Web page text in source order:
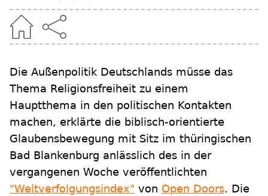
Die Außenpolitik Deutschlands müsse das
Thema Religionsfreiheit zu einem
Hauptthema in den politischen Kontakten
machen, erklärte die biblisch-orientierte
Glaubensbewegung mit Sitz im thüringischen
Bad Blankenburg anlässlich des in der
vergangenen Woche veröffentlichten
"Weltverfolgungsindex" von Open Doors. Die